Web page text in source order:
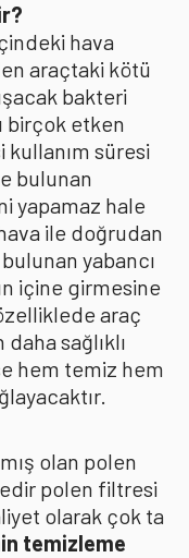
hava
araçtaki kötü
bakteri
birçok etken
kullanım süresi
bulunan
yapamaz hale
ile doğrudan
yabancı
içine girmesine
araç
sağlıklı
hem temiz hem
olan polen
polen filtresi
olarak çok ta
temizleme